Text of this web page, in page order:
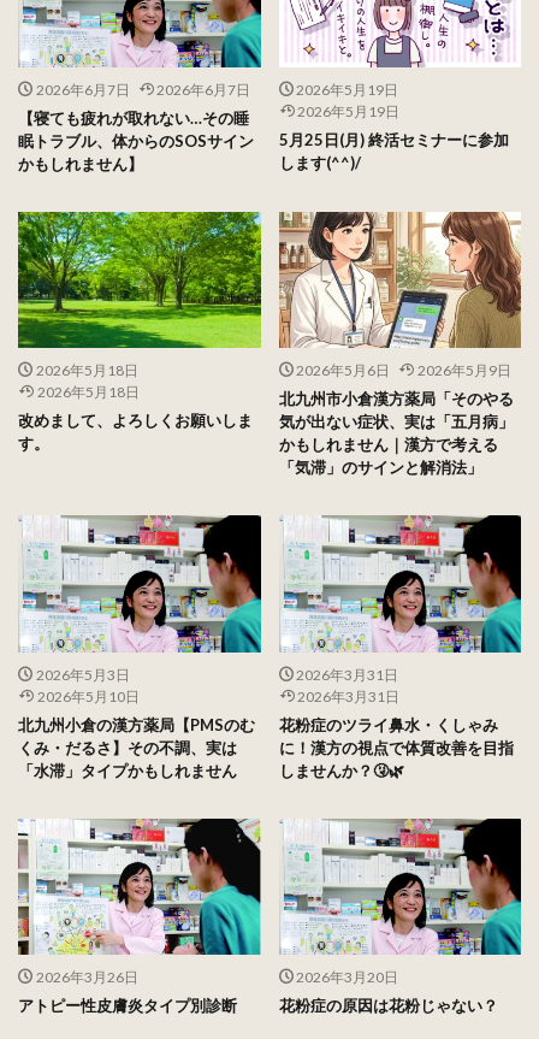
2026年6月7日 2026年6月7日
【寝ても疲れが取れない…その睡
眠トラブル、体からのSOSサイン
かもしれません】
2026年5月19日
2026年5月19日
5月25日(月) 終活セミナーに参加
します(^^)/
2026年5月18日
2026年5月18日
改めまして、よろしくお願いしま
す。
2026年5月6日 2026年5月9日
北九州市小倉漢方薬局「そのやる
気が出ない症状、実は「五月病」
かもしれません｜漢方で考える
「気滞」のサインと解消法」
2026年5月3日
2026年5月10日
北九州小倉の漢方薬局【PMSのむ
くみ・だるさ】その不調、実は
「水滞」タイプかもしれません
2026年3月31日
2026年3月31日
花粉症のツライ鼻水・くしゃみ
に！漢方の視点で体質改善を目指
しませんか？🤧🌿
2026年3月26日
アトピー性皮膚炎タイプ別診断
2026年3月20日
花粉症の原因は花粉じゃない？